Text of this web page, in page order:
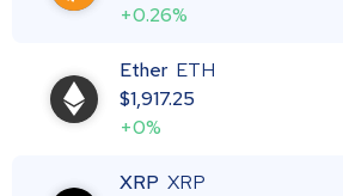
+0.26%
Ether ETH
$1,917.25
+0%
XRP XRP